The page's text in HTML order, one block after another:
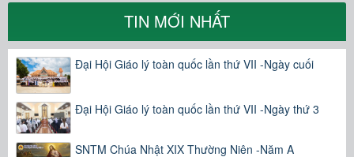
TIN MỚI NHẤT
Đại Hội Giáo lý toàn quốc lần thứ VII -Ngày cuối
Đại Hội Giáo lý toàn quốc lần thứ VII -Ngày thứ 3
SNTM Chúa Nhật XIX Thường Niên -Năm A